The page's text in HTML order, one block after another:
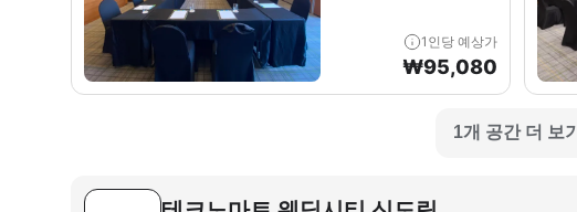
1인당 예상가
₩95,080
1개 공간 더 보기